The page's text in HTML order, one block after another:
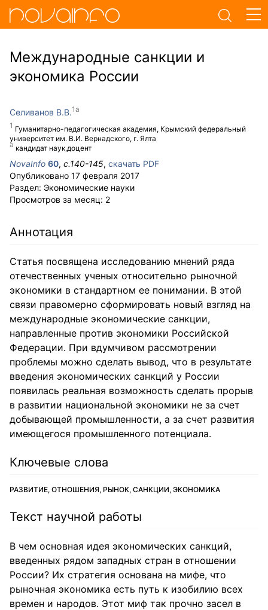
Международные санкции и
экономика России
Селиванов В.В.
Гуманитарно-педагогическая академия, Крымский федеральный
университет им. В.И. Вернадского, г. Ялта
кандидат наук,доцент
NovaInfo 60, с.140-145, скачать PDF
Опубликовано 17 февраля 2017
Раздел: Экономические науки
Просмотров за месяц: 2
Аннотация
Статья посвящена исследованию мнений ряда
отечественных ученых относительно рыночной
экономики в стандартном ее понимании. В этой
связи правомерно сформировать новый взгляд на
международные экономические санкции,
направленные против экономики Российской
Федерации. При вдумчивом рассмотрении
проблемы можно сделать вывод, что в результате
введения экономических санкций у России
появилась реальная возможность сделать прорыв
в развитии национальной экономики не за счет
добывающей промышленности, а за счет развития
имеющегося промышленного потенциала.
Ключевые слова
РАЗВИТИЕ, ОТНОШЕНИЯ, РЫНОК, САНКЦИИ, ЭКОНОМИКА
Текст научной работы
В чем основная идея экономических санкций,
введенных рядом западных стран в отношении
России? Их стратегия основана на мифе, что
рыночная экономика есть путь к изобилию всех
времен и народов. Этот миф так прочно засел в